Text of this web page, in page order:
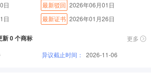
日 最新驳回 2026年06月01日
日 最新证书 2026年01月26日
0 个商标
更多
异议截止时间： 2026-11-06